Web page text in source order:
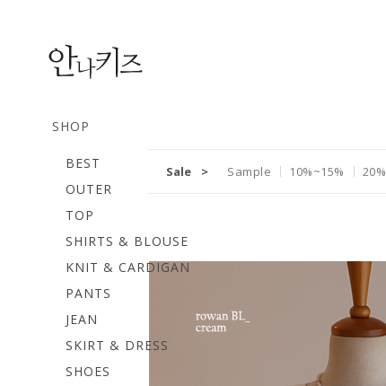
SHOP
BEST
OUTER
TOP
SHIRTS & BLOUSE
KNIT & CARDIGAN
PANTS
JEAN
SKIRT & DRESS
SHOES
Sale > Sample 10%~15% 20%